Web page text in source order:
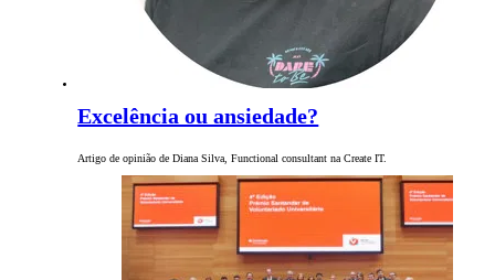
Excelência ou ansiedade?
Artigo de opinião de Diana Silva, Functional consultant na Create IT.